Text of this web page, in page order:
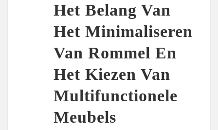
Het Belang Van
Het Minimaliseren
Van Rommel En
Het Kiezen Van
Multifunctionele
Meubels